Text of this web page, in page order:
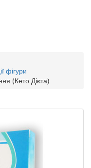
фігури
(Кето Дієта)